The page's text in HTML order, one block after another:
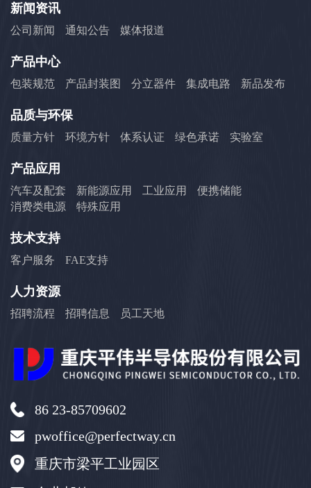
新闻资讯
公司新闻 通知公告 媒体报道
产品中心
包装规范 产品封装图 分立器件 集成电路 新品发布
品质与环保
质量方针 环境方针 体系认证 绿色承诺 实验室
产品应用
汽车及配套 新能源应用 工业应用
便携储能
消费类电源
特殊应用
技术支持
客户服务 FAE支持
人力资源
招聘流程 招聘信息 员工天地
86 23-85709602
pwoffice@perfectway.cn
重庆市梁平工业园区